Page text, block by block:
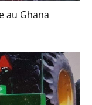
au Ghana